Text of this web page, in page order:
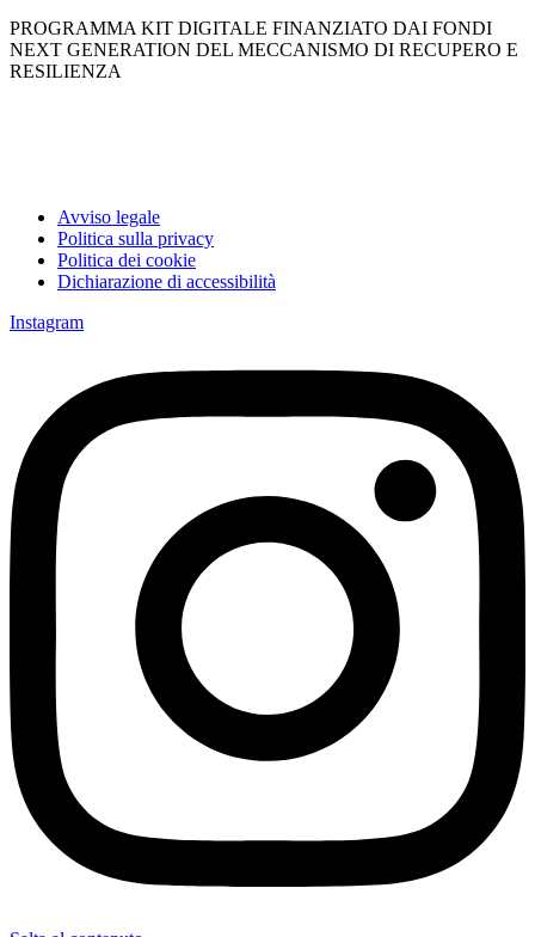
PROGRAMMA KIT DIGITALE FINANZIATO DAI FONDI
NEXT GENERATION DEL MECCANISMO DI RECUPERO E
RESILIENZA
Avviso legale
Politica sulla privacy
Politica dei cookie
Dichiarazione di accessibilità
Instagram